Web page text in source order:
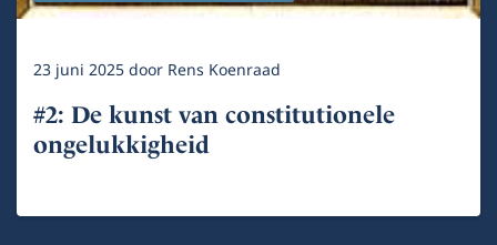
23 juni 2025door Rens Koenraad
#2: De kunst van constitutionele
ongelukkigheid